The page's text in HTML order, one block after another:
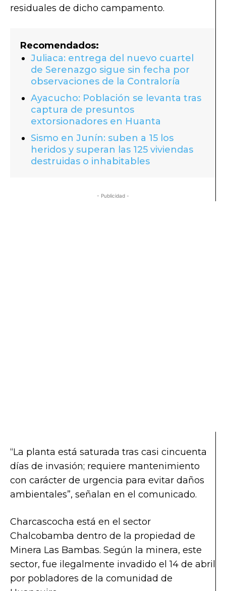
residuales de dicho campamento.
Recomendados:
Juliaca: entrega del nuevo cuartel
de Serenazgo sigue sin fecha por
observaciones de la Contraloría
Ayacucho: Población se levanta tras
captura de presuntos
extorsionadores en Huanta
Sismo en Junín: suben a 15 los
heridos y superan las 125 viviendas
destruidas o inhabitables
- Publicidad -
“La planta está saturada tras casi cincuenta
días de invasión; requiere mantenimiento
con carácter de urgencia para evitar daños
ambientales”, señalan en el comunicado.
Charcascocha está en el sector
Chalcobamba dentro de la propiedad de
Minera Las Bambas. Según la minera, este
sector, fue ilegalmente invadido el 14 de abril
por pobladores de la comunidad de